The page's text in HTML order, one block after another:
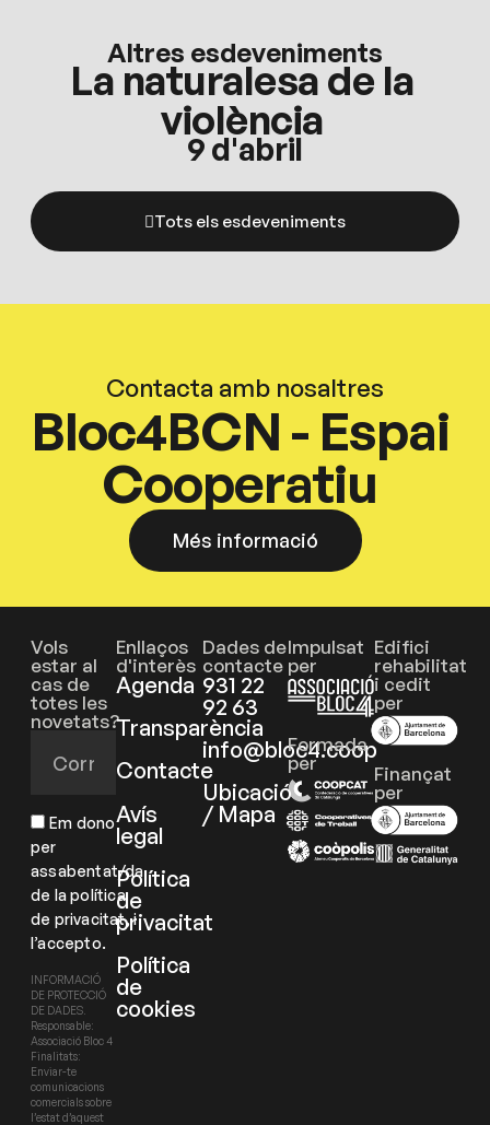
Altres esdeveniments
La naturalesa de la
violència
9 d'abril
Tots els esdeveniments
Contacta amb nosaltres
Bloc4BCN - Espai
Cooperatiu
Més informació
Vols
estar al
cas de
totes les
novetats?
Em dono
per
assabentat/da
de la política
de privacitat, i
l’accepto.
INFORMACIÓ
DE PROTECCIÓ
DE DADES.
Responsable:
Associació Bloc 4
Finalitats:
Enviar-te
comunicacions
comercials sobre
l’estat d’aquest
Enllaços
d'interès
Agenda
Transparència
Contacte
Avís
legal
Política
de
privacitat
Política
de
cookies
Dades de
contacte
931 22
92 63
info@bloc4.coop
Ubicació
/ Mapa
Impulsat
per
Formada
per
Edifici
rehabilitat
i cedit
per
Finançat
per